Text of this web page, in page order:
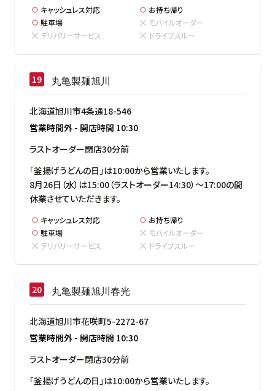
キャッシュレス対応
お持ち帰り
駐車場
モバイルオーダー
デリバリーサービス
ドライブスルー
丸亀製麺旭川
北海道旭川市4条通18-546
営業時間外 - 開店時間 10:30
ラストオーダー閉店30分前
「釜揚げうどんの日」は10:00から営業いたします。
8月26日（水）は15:00（ラストオーダー14:30）～17:00の間
休業させていただきます。
キャッシュレス対応
お持ち帰り
駐車場
モバイルオーダー
デリバリーサービス
ドライブスルー
丸亀製麺旭川春光
北海道旭川市花咲町5-2272-67
営業時間外 - 開店時間 10:30
ラストオーダー閉店30分前
「釜揚げうどんの日」は10:00から営業いたします。